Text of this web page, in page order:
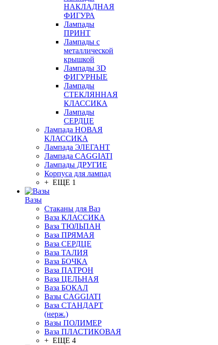
НАКЛАДНАЯ
ФИГУРА
Лампады
ПРИНТ
Лампады с
металлической
крышкой
Лампады 3D
ФИГУРНЫЕ
Лампады
СТЕКЛЯННАЯ
КЛАССИКА
Лампады
СЕРДЦЕ
Лампада НОВАЯ
КЛАССИКА
Лампада ЭЛЕГАНТ
Лампада CAGGIATI
Лампады ДРУГИЕ
Корпуса для лампад
+ ЕЩЕ 1
Вазы
Стаканы для Ваз
Ваза КЛАССИКА
Ваза ТЮЛЬПАН
Ваза ПРЯМАЯ
Ваза СЕРДЦЕ
Ваза ТАЛИЯ
Ваза БОЧКА
Ваза ПАТРОН
Ваза ЦЕЛЬНАЯ
Ваза БОКАЛ
Вазы CAGGIATI
Ваза СТАНДАРТ
(нерж.)
Вазы ПОЛИМЕР
Ваза ПЛАСТИКОВАЯ
+ ЕЩЕ 4